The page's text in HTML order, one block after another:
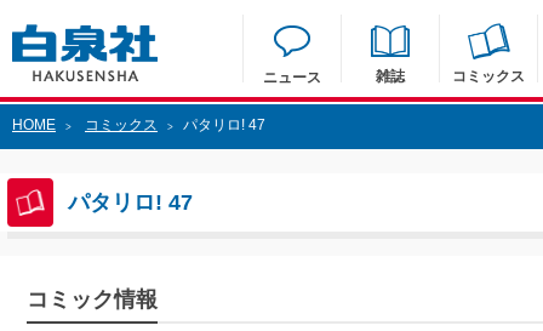
ニュース 雑誌 コミックス
HOME > コミックス > パタリロ! 47
パタリロ! 47
コミック情報